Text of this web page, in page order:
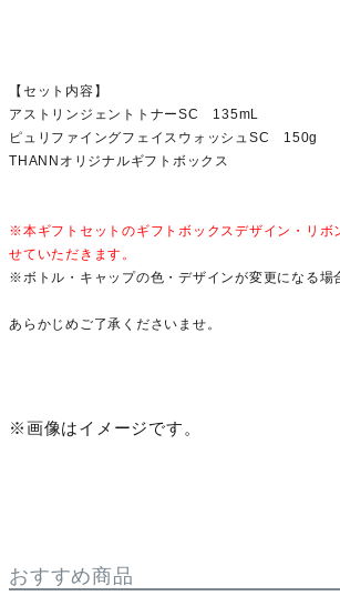
【セット内容】
アストリンジェントトナーSC 135mL
ピュリファイングフェイスウォッシュSC 150g
THANNオリジナルギフトボックス
※本ギフトセットのギフトボックスデザイン・リボ
せていただきます。
※ボトル・キャップの色・デザインが変更になる場
あらかじめご了承くださいませ。
※画像はイメージです。
おすすめ商品